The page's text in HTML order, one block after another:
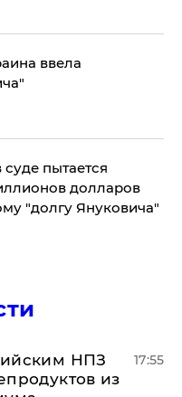
ввела
пытается
долларов
"долгу Януковича"
НПЗ
из
17:55